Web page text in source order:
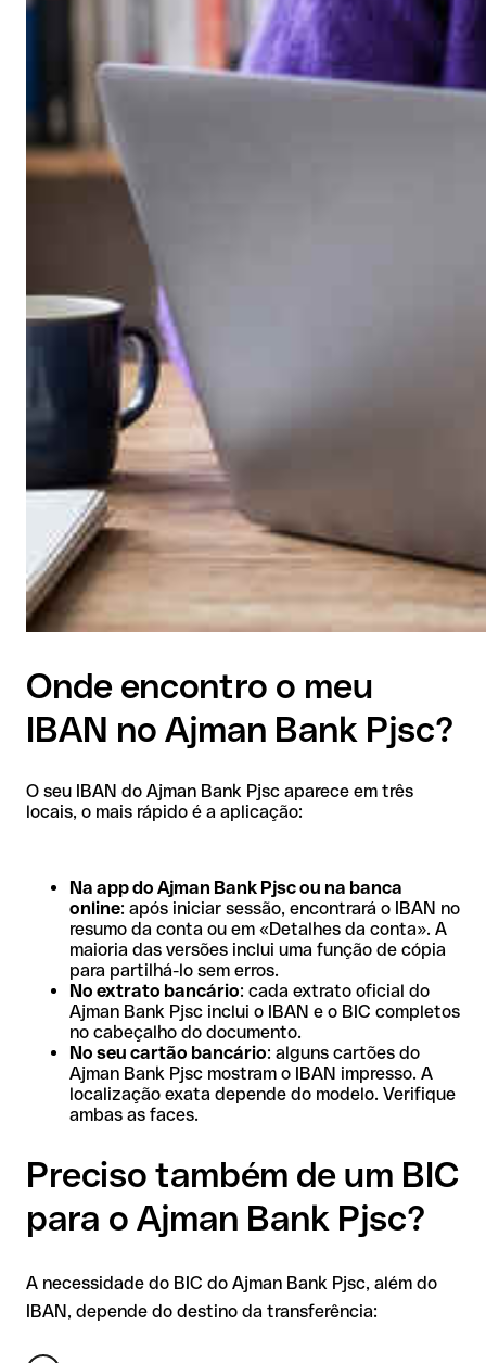
Onde encontro o meu
IBAN no Ajman Bank Pjsc?
O seu IBAN do Ajman Bank Pjsc aparece em três
locais, o mais rápido é a aplicação:
Na app do Ajman Bank Pjsc ou na banca
online: após iniciar sessão, encontrará o IBAN no
resumo da conta ou em «Detalhes da conta». A
maioria das versões inclui uma função de cópia
para partilhá-lo sem erros.
No extrato bancário: cada extrato oficial do
Ajman Bank Pjsc inclui o IBAN e o BIC completos
no cabeçalho do documento.
No seu cartão bancário: alguns cartões do
Ajman Bank Pjsc mostram o IBAN impresso. A
localização exata depende do modelo. Verifique
ambas as faces.
Preciso também de um BIC
para o Ajman Bank Pjsc?
A necessidade do BIC do Ajman Bank Pjsc, além do
IBAN, depende do destino da transferência: